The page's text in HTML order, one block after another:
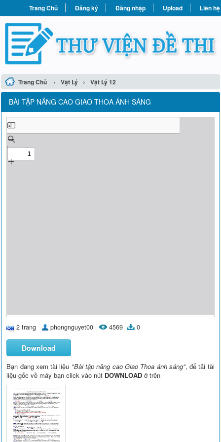
Trang Chủ Đăng ký Đăng nhập Upload Liên hệ
Trang Chủ › Vật Lý › Vật Lý 12
BÀI TẬP NÂNG CAO GIAO THOA ÁNH SÁNG
2 trang phongnguyet00 4569 0
Download
Bạn đang xem tài liệu "Bài tập nâng cao Giao Thoa ánh sáng", để tải tài
liệu gốc về máy bạn click vào nút DOWNLOAD ở trên